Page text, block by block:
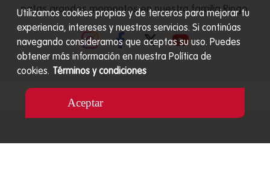
Utilizamos cookies propias y de terceros para mejorar tu
experiencia, intereses y nuestros servicios. Si continúas
navegando consideramos que aceptas su uso. Puedes
obtener más información en nuestra Política de
cookies. Términos y condiciones
Aceptar
patas grandes momentos en nuestra familia Ringo.